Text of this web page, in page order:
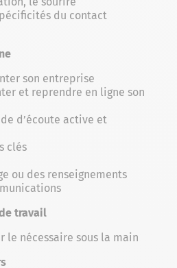
du contact
son entreprise
et reprendre en ligne son
d’écoute active et
clés
ou des renseignements
travail
le nécessaire sous la main